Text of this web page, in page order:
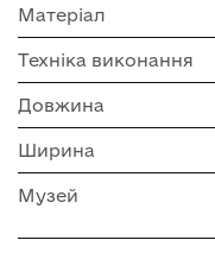
Матеріал
Техніка виконання
Довжина
Ширина
Музей